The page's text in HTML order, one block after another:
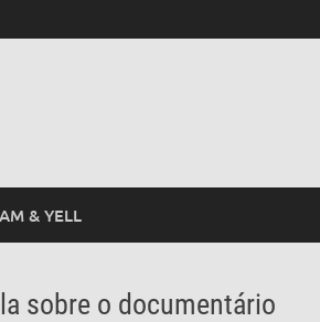
& YELL
sobre o documentário